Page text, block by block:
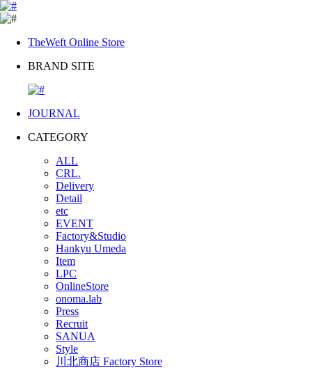
TheWeft Online Store
BRAND SITE
JOURNAL
CATEGORY
ALL
CRL.
Delivery
Detail
etc
EVENT
Factory&Studio
Hankyu Umeda
Item
LPC
OnlineStore
onoma.lab
Press
Recruit
SANUA
Style
川北商店 Factory Store